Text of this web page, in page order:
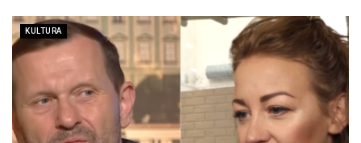
KULTURA